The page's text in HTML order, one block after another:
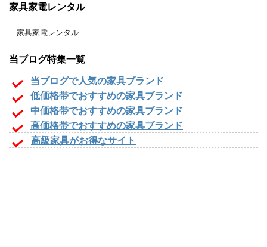
家具家電レンタル
家具家電レンタル
当ブログ特集一覧
当ブログで人気の家具ブランド
低価格帯でおすすめの家具ブランド
中価格帯でおすすめの家具ブランド
高価格帯でおすすめの家具ブランド
高級家具がお得なサイト